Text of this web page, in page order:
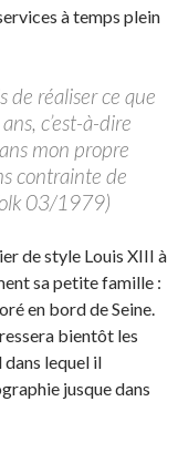
à temps plein
de réaliser ce que
c’est-à-dire
mon propre
contrainte de
03/1979)
de style Louis XIII à
sa petite famille :
en bord de Seine.
bientôt les
dans lequel il
jusque dans